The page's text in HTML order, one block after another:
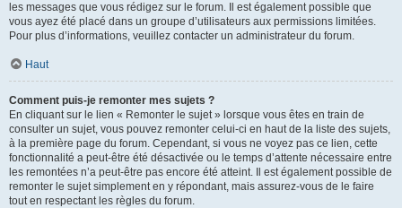
les messages que vous rédigez sur le forum. Il est également possible que
vous ayez été placé dans un groupe d’utilisateurs aux permissions limitées.
Pour plus d’informations, veuillez contacter un administrateur du forum.
Haut
Comment puis-je remonter mes sujets ?
En cliquant sur le lien « Remonter le sujet » lorsque vous êtes en train de
consulter un sujet, vous pouvez remonter celui-ci en haut de la liste des sujets,
à la première page du forum. Cependant, si vous ne voyez pas ce lien, cette
fonctionnalité a peut-être été désactivée ou le temps d’attente nécessaire entre
les remontées n’a peut-être pas encore été atteint. Il est également possible de
remonter le sujet simplement en y répondant, mais assurez-vous de le faire
tout en respectant les règles du forum.